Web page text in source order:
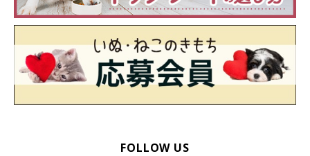
FOLLOW US